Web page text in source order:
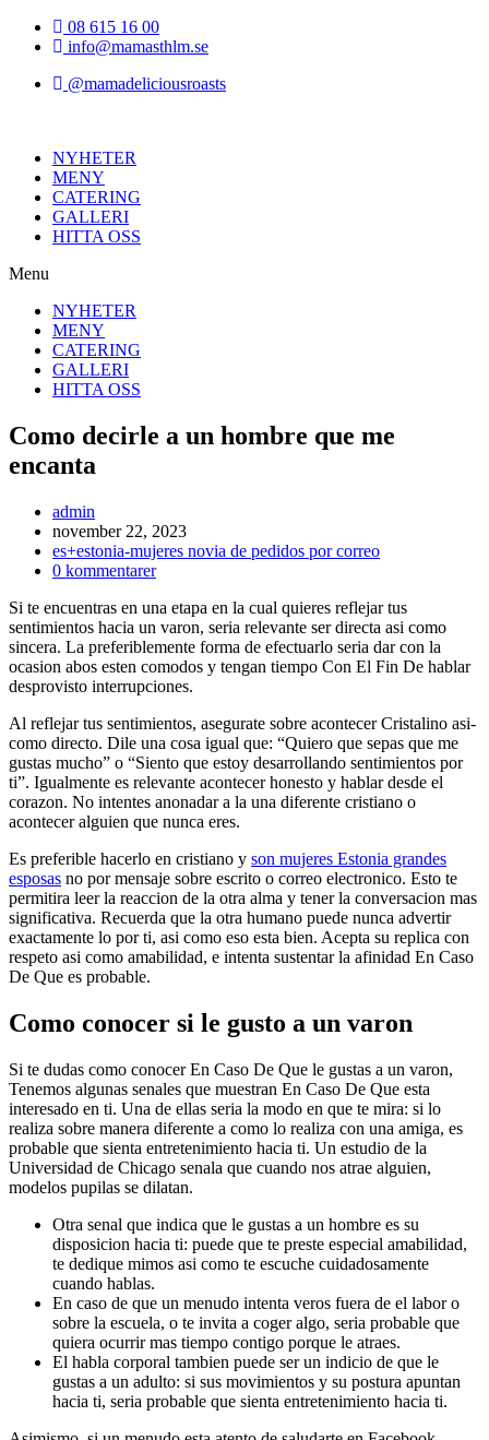
Hoppa
08 615 16 00
info@mamasthlm.se
@mamadeliciousroasts
NYHETER
MENY
CATERING
GALLERI
HITTA OSS
Menu
NYHETER
MENY
CATERING
GALLERI
HITTA OSS
Como decirle a un hombre que me
encanta
Inläggsförfattare:
admin
Inlägget
publicerat:
november 22, 2023
Inläggskategori:
es+estonia-mujeres novia de pedidos por correo
Kommentarer
inlägget:
0 kommentarer
Si te encuentras en una etapa en la cual quieres reflejar tus
sentimientos hacia un varon, seri­a relevante ser directa asi­ como
sincera. La preferiblemente forma de efectuarlo seri­a dar con la
ocasion abos esten comodos y tengan tiempo Con El Fin De hablar
desprovisto interrupciones.
Al reflejar tus sentimientos, asegurate sobre acontecer Cristalino asi­
como directo. Dile una cosa igual que: “Quiero que sepas que me
gustas mucho” o “Siento que estoy desarrollando sentimientos por
ti”. Igualmente es relevante acontecer honesto y hablar desde el
corazon. No intentes anonadar a la una diferente cristiano o
acontecer alguien que nunca eres.
Es preferible hacerlo en cristiano y son mujeres Estonia grandes
esposas no por mensaje sobre escrito o correo electronico. Esto te
permitira leer la reaccion de la otra alma y tener la conversacion mas
significativa. Recuerda que la otra humano puede nunca advertir
exactamente lo por ti, asi­ como eso esta bien. Acepta su replica con
respeto asi­ como amabilidad, e intenta sustentar la afinidad En Caso
De Que es probable.
Como conocer si le gusto a un varon
Si te dudas como conocer En Caso De Que le gustas a un varon,
Tenemos algunas senales que muestran En Caso De Que esta
interesado en ti. Una de ellas seri­a la modo en que te mira: si lo
realiza sobre manera diferente a como lo realiza con una amiga, es
probable que sienta entretenimiento hacia ti. Un estudio de la
Universidad de Chicago senala que cuando nos atrae alguien,
modelos pupilas se dilatan.
Otra senal que indica que le gustas a un hombre es su
disposicion hacia ti: puede que te preste especial amabilidad,
te dedique mimos asi­ como te escuche cuidadosamente
cuando hablas.
En caso de que un menudo intenta veros fuera de el labor o
sobre la escuela, o te invita a coger algo, seri­a probable que
quiera ocurrir mas tiempo contigo porque le atraes.
El habla corporal tambien puede ser un indicio de que le
gustas a un adulto: si sus movimientos y su postura apuntan
hacia ti, seri­a probable que sienta entretenimiento hacia ti.